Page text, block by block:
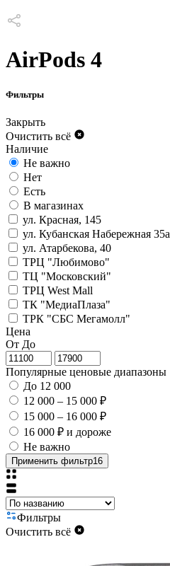
AirPods 4
Фильтры
Закрыть
Очистить всё
Наличие
Не важно
Нет
Есть
В магазинах
ул. Красная, 145
ул. Кубанская Набережная 35а
ул. Атарбекова, 40
ТРЦ "Любимово"
ТЦ "Московский"
ТРЦ West Mall
ТК "МедиаПлаза"
ТРК "СБС Мегамолл"
Цена
От До
Популярные ценовые диапазоны
До 12 000
12 000 – 15 000 ₽
15 000 – 16 000 ₽
16 000 ₽ и дороже
Не важно
Применить фильтр16
Фильтры
Очистить всё